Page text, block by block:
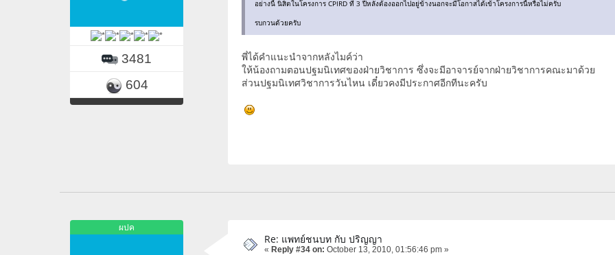
3481
604
อย่างนี้ นิสิตในโครงการ CPIRD ที่ 3 ปีหลังต้องออกไปอยู่ข้างนอกจะมีโอกาสได้เข้าโครงการนี้หรือไม่ครับ
รบกวนด้วยครับ
พี่ได้คำแนะนำจากหลังไมค์ว่า
ให้น้องถามตอนปฐมนิเทศของฝ่ายวิชาการ ซึ่งจะมีอาจารย์จากฝ่ายวิชาการคณะมาด้วย
ส่วนปฐมนิเทศวิชาการวันไหน เดี๋ยวคงมีประกาศอีกทีนะครับ
ผปค
Re: แพทย์ชนบท กับ ปริญญา
« Reply #34 on: October 13, 2010, 01:56:46 pm »